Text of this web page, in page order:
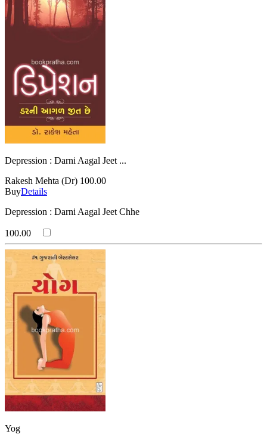
Depression : Darni Aagal Jeet ...
Rakesh Mehta (Dr) 100.00
BuyDetails
Depression : Darni Aagal Jeet Chhe
100.00
Yog